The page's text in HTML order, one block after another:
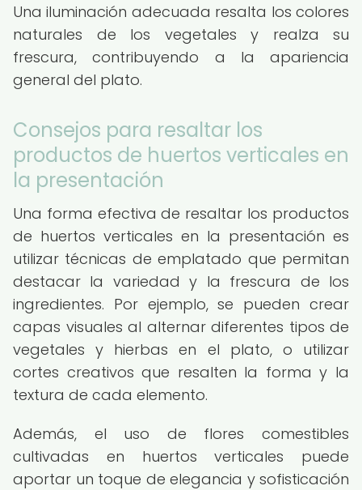
Una iluminación adecuada resalta los colores
naturales de los vegetales y realza su
frescura, contribuyendo a la apariencia
general del plato.
Consejos para resaltar los
productos de huertos verticales en
la presentación
Una forma efectiva de resaltar los productos
de huertos verticales en la presentación es
utilizar técnicas de emplatado que permitan
destacar la variedad y la frescura de los
ingredientes. Por ejemplo, se pueden crear
capas visuales al alternar diferentes tipos de
vegetales y hierbas en el plato, o utilizar
cortes creativos que resalten la forma y la
textura de cada elemento.
Además, el uso de flores comestibles
cultivadas en huertos verticales puede
aportar un toque de elegancia y sofisticación